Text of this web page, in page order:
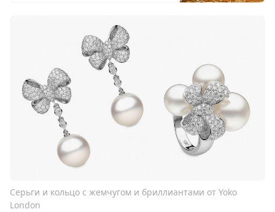
Серьги и кольцо с жемчугом и бриллиантами от Yoko
London